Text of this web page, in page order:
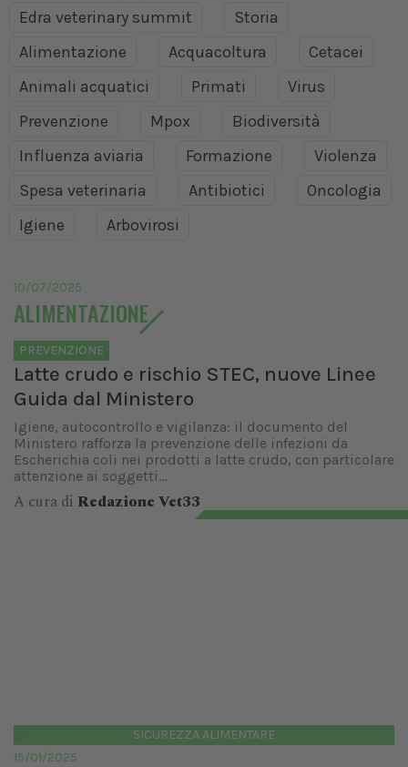
Edra veterinary summit
Storia
Alimentazione
Acquacoltura
Cetacei
Animali acquatici
Primati
Virus
Prevenzione
Mpox
Biodiversità
Influenza aviaria
Formazione
Violenza
Spesa veterinaria
Antibiotici
Oncologia
Igiene
Arbovirosi
10/07/2025
ALIMENTAZIONE
PREVENZIONE
Latte crudo e rischio STEC, nuove Linee
Guida dal Ministero
Igiene, autocontrollo e vigilanza: il documento del
Ministero rafforza la prevenzione delle infezioni da
Escherichia coli nei prodotti a latte crudo, con particolare
attenzione ai soggetti...
A cura di Redazione Vet33
SICUREZZA ALIMENTARE
15/01/2025